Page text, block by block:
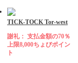
TICK-TOCK Tor-west
謝礼： 支払金額の70％
上限8,000ちょびポイン
ト